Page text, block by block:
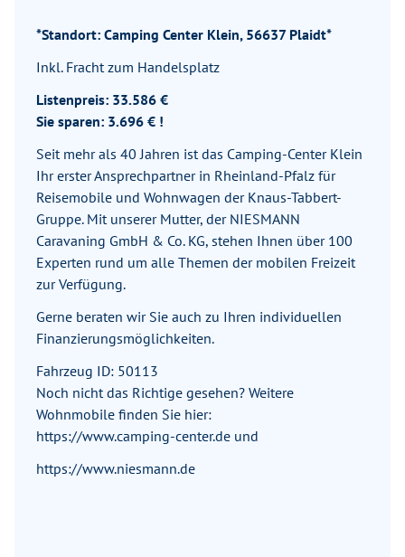
*Standort: Camping Center Klein, 56637 Plaidt*
Inkl. Fracht zum Handelsplatz
Listenpreis: 33.586 €
Sie sparen: 3.696 € !
Seit mehr als 40 Jahren ist das Camping-Center Klein
Ihr erster Ansprechpartner in Rheinland-Pfalz für
Reisemobile und Wohnwagen der Knaus-Tabbert-
Gruppe. Mit unserer Mutter, der NIESMANN
Caravaning GmbH & Co. KG, stehen Ihnen über 100
Experten rund um alle Themen der mobilen Freizeit
zur Verfügung.
Gerne beraten wir Sie auch zu Ihren individuellen
Finanzierungsmöglichkeiten.
Fahrzeug ID: 50113
Noch nicht das Richtige gesehen? Weitere
Wohnmobile finden Sie hier:
https://www.camping-center.de und
https://www.niesmann.de